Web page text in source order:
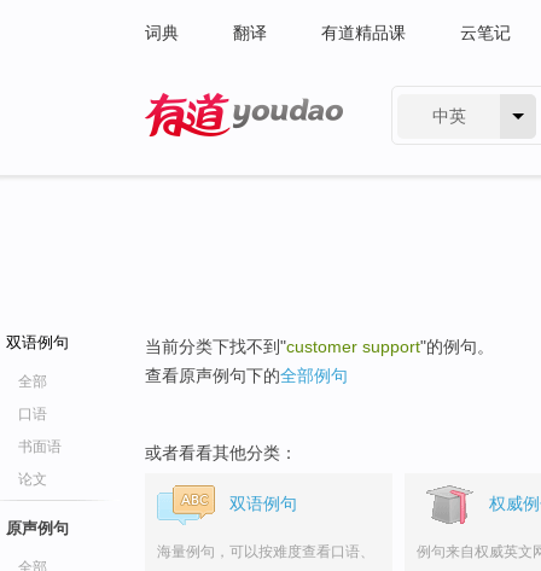
词典 翻译 有道精品课 云笔记
中英
双语例句
全部
口语
书面语
论文
原声例句
全部
当前分类下找不到"customer support"的例句。
查看原声例句下的全部例句
或者看看其他分类：
双语例句
海量例句，可以按难度查看口语、
权威
例句来自权威英文